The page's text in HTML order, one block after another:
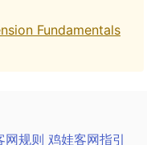
Fundamentals
网规则 鸡娃客网指引